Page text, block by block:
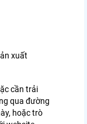
xuất
cần trải
qua đường
hoặc trò